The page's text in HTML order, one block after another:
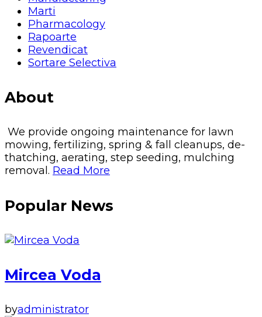
Marti
Pharmacology
Rapoarte
Revendicat
Sortare Selectiva
About
We provide ongoing maintenance for lawn
mowing, fertilizing, spring & fall cleanups, de-
thatching, aerating, step seeding, mulching
removal. Read More
Popular News
Mircea Voda
byadministrator